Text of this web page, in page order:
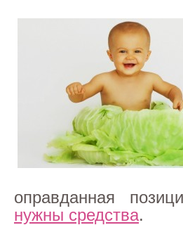
оправданная
нужны средства.